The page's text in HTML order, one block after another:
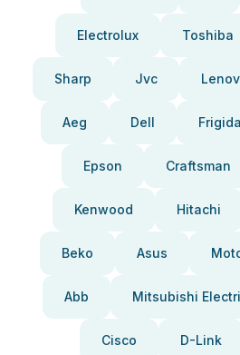
Electrolux Toshiba
Sharp Jvc
Aeg Dell
Epson Craftsman
Kenwood Hitachi
Beko Asus
Abb Mitsubishi
Cisco D-Link